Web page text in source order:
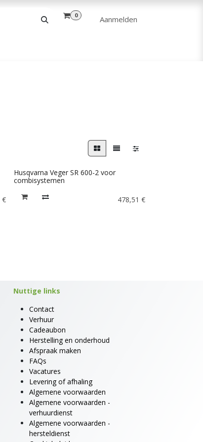
0 Aanmelden
€
Husqvarna Veger SR 600-2 voor
combisystemen
478,51 €
Nuttige links
Contact
Verhuur
Cadeaubon
Herstelling en onderhoud
Afspraak maken
FAQs
Vacatures
Levering of afhaling
Algemene voorwaarden
Algemene voorwaarden -
verhuurdienst
Algemene voorwaarden -
hersteldienst